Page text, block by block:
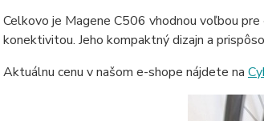
Celkovo je Magene C506 vhodnou voľbou
konektivitou. Jeho kompaktný dizajn a
Aktuálnu cenu v našom e-shope nájdete na